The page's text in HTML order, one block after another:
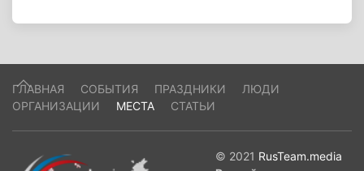
ГЛАВНАЯ СОБЫТИЯ ПРАЗДНИКИ
ЛЮДИ
ОРГАНИЗАЦИИ
МЕСТА СТАТЬИ
© 2021 RusTeam.media